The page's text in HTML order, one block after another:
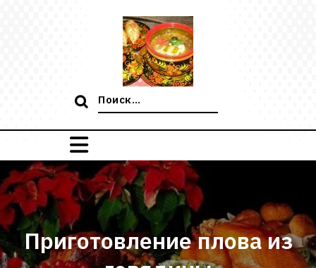
Поиск:
Приготовление плова из